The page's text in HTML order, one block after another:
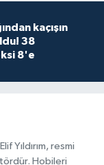
kaçışın
38
8'e
Yıldırım, resmi
Hobileri